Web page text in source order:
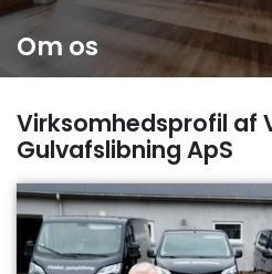
Om os
Virksomhedsprofil af
Gulvafslibning ApS​